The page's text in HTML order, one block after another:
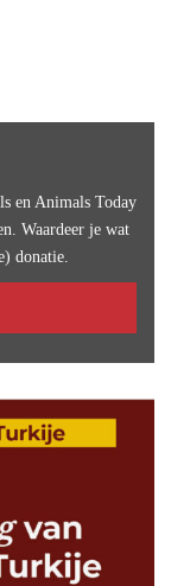
en Animals Today
Waardeer je wat
donatie.